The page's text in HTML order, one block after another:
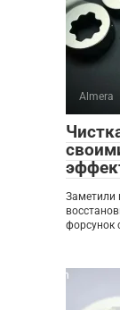
Almera
Заметили
форсунок